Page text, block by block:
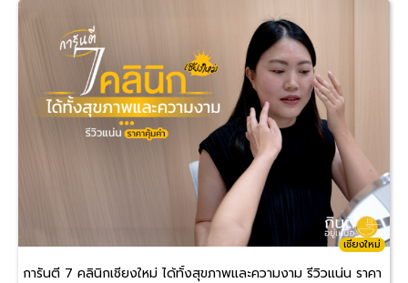
เชียงใหม่
การันตี 7 คลินิกเชียงใหม่ ได้ทั้งสุขภาพและความงาม รีวิวแน่น ราคา